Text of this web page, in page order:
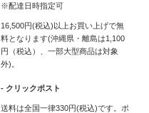
※配達日時指定可
16,500円(税込)以上お買い上げで無
料となります(沖縄県・離島は1,100
円（税込）、一部大型商品は対象
外)。
- クリックポスト
送料は全国一律330円(税込)です。ポ